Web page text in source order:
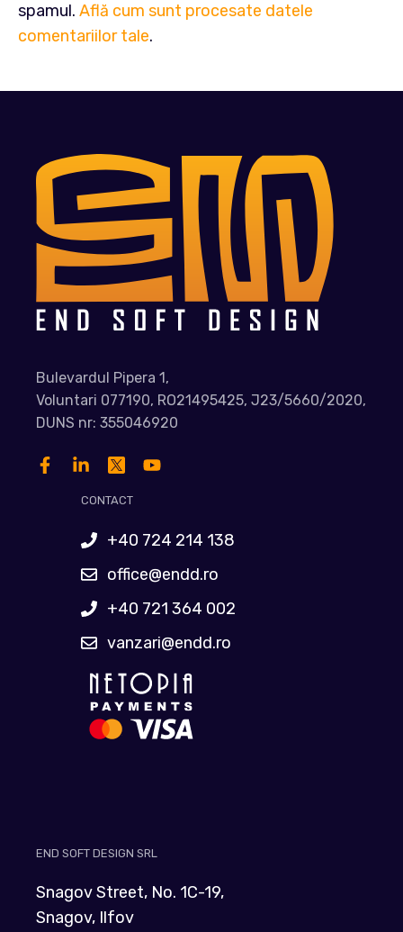
spamul. Află cum sunt procesate datele
comentariilor tale.
Bulevardul Pipera 1,
Voluntari 077190, RO21495425, J23/5660/2020,
DUNS nr: 355046920
CONTACT
+40 724 214 138
office@endd.ro
+40 721 364 002
vanzari@endd.ro
END SOFT DESIGN SRL
Snagov Street, No. 1C-19,
Snagov, Ilfov